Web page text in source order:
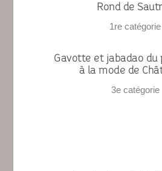
Rond de
1re catégorie
Gavotte et jabadao du
à la mode de
3ecatégorie